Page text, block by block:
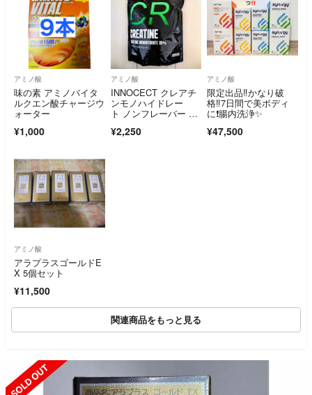
アミノ酸
味の素 アミノバイタ
ルクエン酸チャージウ
ォーター
¥1,000
アミノ酸
INNOCECT クレアチ
ンモノハイドレー
ト ノンフレーバー 1k
¥2,250
アミノ酸
限定出品‼️かなり破
格‼️7日間で美ボディ
に❗️腸内洗浄✨
¥47,500
アミノ酸
アラプラスゴールドE
X 5個セット
¥11,500
関連商品をもっと見る